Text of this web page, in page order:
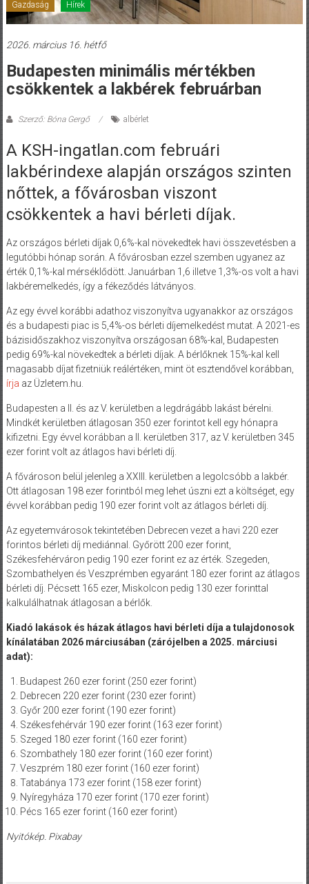
Gazdaság Hírek
2026. március 16. hétfő
Budapesten minimális mértékben
csökkentek a lakbérek februárban
Szerző: Bóna Gergő albérlet
A KSH-ingatlan.com februári
lakbérindexe alapján országos szinten
nőttek, a fővárosban viszont
csökkentek a havi bérleti díjak.
Az országos bérleti díjak 0,6%-kal növekedtek havi összevetésben a
legutóbbi hónap során. A fővárosban ezzel szemben ugyanez az
érték 0,1%-kal mérséklődött. Januárban 1,6 illetve 1,3%-os volt a havi
lakbéremelkedés, így a fékeződés látványos.
Az egy évvel korábbi adathoz viszonyítva ugyanakkor az országos
és a budapesti piac is 5,4%-os bérleti díjemelkedést mutat. A 2021-es
bázisidőszakhoz viszonyítva országosan 68%-kal, Budapesten
pedig 69%-kal növekedtek a bérleti díjak. A bérlőknek 15%-kal kell
magasabb díjat fizetniük reálértéken, mint öt esztendővel korábban,
írja az Üzletem.hu.
Budapesten a II. és az V. kerületben a legdrágább lakást bérelni.
Mindkét kerületben átlagosan 350 ezer forintot kell egy hónapra
kifizetni. Egy évvel korábban a II. kerületben 317, az V. kerületben 345
ezer forint volt az átlagos havi bérleti díj.
A fővároson belül jelenleg a XXIII. kerületben a legolcsóbb a lakbér.
Ott átlagosan 198 ezer forintból meg lehet úszni ezt a költséget, egy
évvel korábban pedig 190 ezer forint volt az átlagos bérleti díj.
Az egyetemvárosok tekintetében Debrecen vezet a havi 220 ezer
forintos bérleti díj mediánnal. Győrött 200 ezer forint,
Székesfehérváron pedig 190 ezer forint ez az érték. Szegeden,
Szombathelyen és Veszprémben egyaránt 180 ezer forint az átlagos
bérleti díj. Pécsett 165 ezer, Miskolcon pedig 130 ezer forinttal
kalkulálhatnak átlagosan a bérlők.
Kiadó lakások és házak átlagos havi bérleti díja a tulajdonosok
kínálatában 2026 márciusában (zárójelben a 2025. márciusi
adat):
Budapest 260 ezer forint (250 ezer forint)
Debrecen 220 ezer forint (230 ezer forint)
Győr 200 ezer forint (190 ezer forint)
Székesfehérvár 190 ezer forint (163 ezer forint)
Szeged 180 ezer forint (160 ezer forint)
Szombathely 180 ezer forint (160 ezer forint)
Veszprém 180 ezer forint (160 ezer forint)
Tatabánya 173 ezer forint (158 ezer forint)
Nyíregyháza 170 ezer forint (170 ezer forint)
Pécs 165 ezer forint (160 ezer forint)
Nyitókép. Pixabay